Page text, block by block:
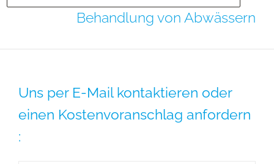
Behandlung von Abwässern
Uns per E-Mail kontaktieren oder
einen Kostenvoranschlag anfordern
: